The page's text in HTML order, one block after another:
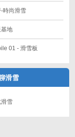
時尚滑雪
地
01 - 滑雪板
滑雪
雪